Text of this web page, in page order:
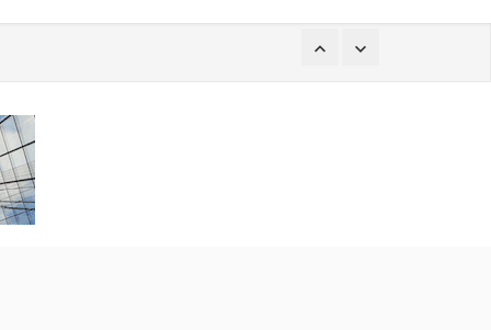
Pilar Kedaulatan Ekonomi